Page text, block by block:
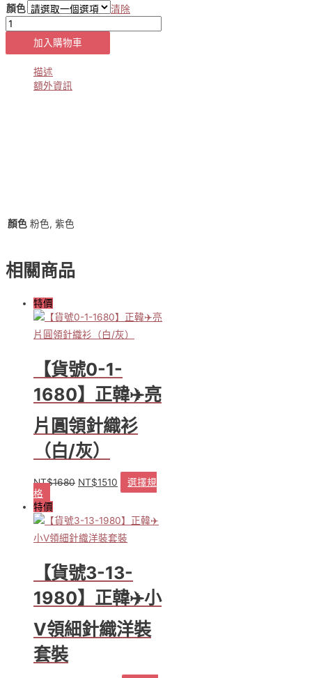
顏色
清除
[貨
帶
洋
裝
加入購物車
描述
額外資訊
顏色 粉色, 紫色
相關商品
特價
【貨號0-1-
1680】正韓✈️亮
片圓領針織衫
（白/灰）
NT$1680 原
格：
NT$1680。
NT$1510
格：
NT$1510。
選擇規
格
產
品
有
種
款
式。
可
在
產
品
頁
特價
【貨號3-13-
1980】正韓✈️小
V領細針織洋裝
套裝